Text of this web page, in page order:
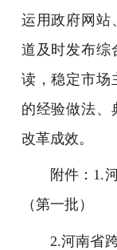
运用政府网站
道及时发布综
读，稳定市场
的经验做法、
改革成效。
附件：1.河
（第一批）
2.河南省跨